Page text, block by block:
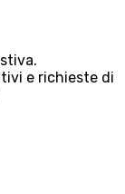
e richieste di